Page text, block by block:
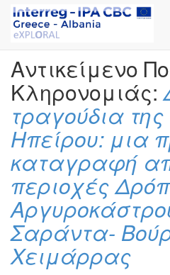
Αντικείμενο
Κληρονομιάς:
τραγούδια
Ηπείρου: μια
καταγραφή
περιοχές
Σαράντα-
Χειμάρρας